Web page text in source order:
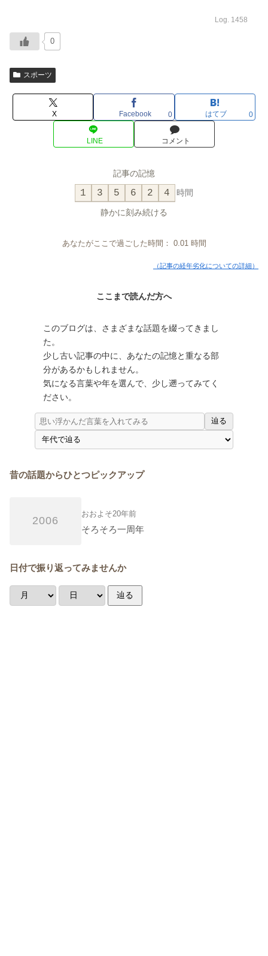
Log. 1458
0
スポーツ
X Facebook 0 はてブ 0
LINE コメント
記事の記憶
1 3 5 6 2 4 時間
静かに刻み続ける
あなたがここで過ごした時間： 0.01時間
（記事の経年劣化についての詳細）
ここまで読んだ方へ
このブログは、さまざまな話題を綴ってきまし
た。
少し古い記事の中に、あなたの記憶と重なる部
分があるかもしれません。
気になる言葉や年を選んで、少し遡ってみてく
ださい。
辿る
昔の話題からひとつピックアップ
2006
おおよそ20年前
そろそろ一周年
日付で振り返ってみませんか
辿る